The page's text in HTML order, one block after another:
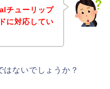
チューリップ
に対応してい
はないでしょうか？